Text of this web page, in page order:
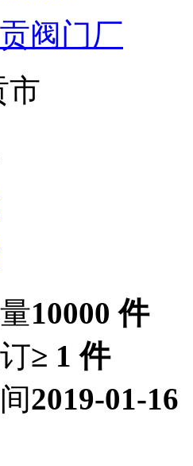
阀门厂
市
10000 件
≥ 1 件
2019-01-16